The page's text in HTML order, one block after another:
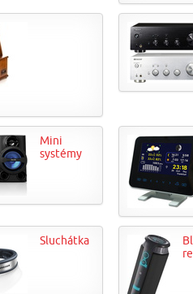
Mini
systémy
Sluchátka